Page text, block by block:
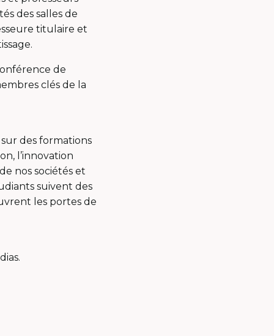
des salles de
titulaire et
de
clés de la
sur des formations
l’innovation
nos sociétés et
suivent des
les portes de